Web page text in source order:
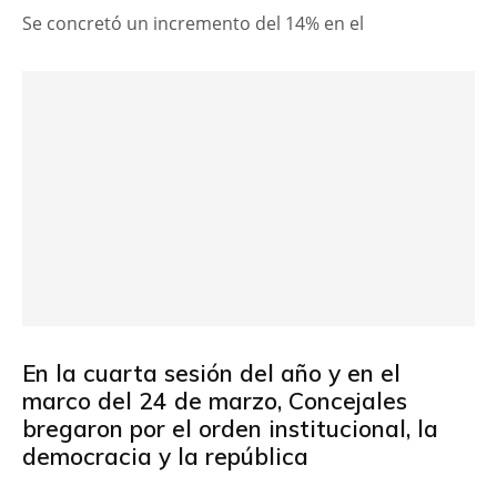
Se concretó un incremento del 14% en el
En la cuarta sesión del año y en el
marco del 24 de marzo, Concejales
bregaron por el orden institucional, la
democracia y la república